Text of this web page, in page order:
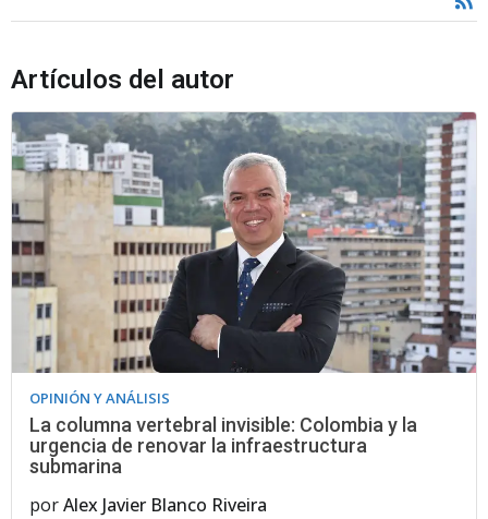
Artículos del autor
OPINIÓN Y ANÁLISIS
La columna vertebral invisible: Colombia y la
urgencia de renovar la infraestructura
submarina
porAlex Javier Blanco Riveira